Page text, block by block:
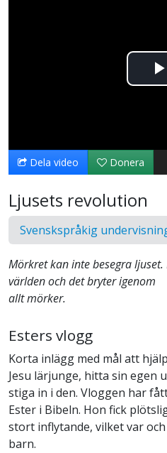
Dela video Donera
Ljusets revolution
Svenskspråkig
Mörkret kan inte besegra
världen och det bryter igenom
allt mörker.
Esters vlogg
Korta inlägg med mål att
Jesu lärjunge, hitta sin egen
stiga in i den. Vloggen har
Ester i Bibeln. Hon fick
stort inflytande, vilket var
barn.